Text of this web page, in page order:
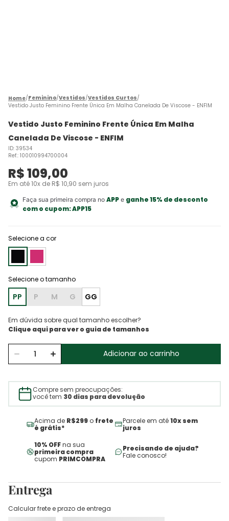
Feminino Vestidos Vestidos Curtos
Vestido Justo Feminino Frente Única Em Malha Canelada De Viscose - ENFIM
Vestido Justo Feminino Frente Única Em Malha
Canelada De Viscose - ENFIM
ID: 39534
Ref.: 100010994700004
R$109,00
Em até10x de R$ 10,90 sem juros
Faça sua primeira compra no APPe ganhe 15% de desconto
com o cupom:APP15
Selecione a cor
PP P M G GG
Em dúvida sobre qual tamanho escolher?
Adicionar ao carrinho
Compre sem preocupações:
você tem 30 dias para devolução
Acima de R$299 o frete
é grátis*
Parcele em até10x sem
juros
10% OFFna sua
primeira compra
cupom PRIMCOMPRA
Precisando de ajuda?
Fale conosco!
Entrega
Calcular frete e prazo de entrega